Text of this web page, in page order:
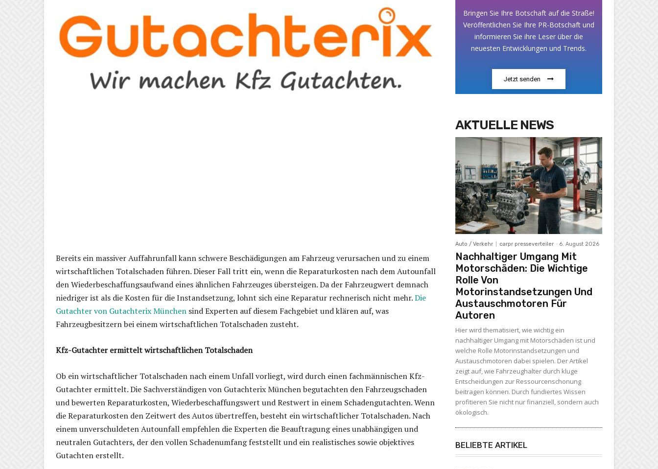
Bereits ein massiver Auffahrunfall kann schwere Beschädigungen am Fahrzeug verursachen und zu einem
wirtschaftlichen Totalschaden führen. Dieser Fall tritt ein, wenn die Reparaturkosten nach dem Autounfall
den Wiederbeschaffungsaufwand eines ähnlichen Fahrzeuges übersteigen. Da der Fahrzeugwert demnach
niedriger ist als die Kosten für die Instandsetzung, lohnt sich eine Reparatur rechnerisch nicht mehr.Die
Gutachter von Gutachterix München sind Experten auf diesem Fachgebiet und klären auf, was
Fahrzeugbesitzern bei einem wirtschaftlichen Totalschaden zusteht.
Kfz-Gutachter ermittelt wirtschaftlichen Totalschaden
Ob ein wirtschaftlicher Totalschaden nach einem Unfall vorliegt, wird durch einen fachmännischen Kfz-
Gutachter ermittelt. Die Sachverständigen von Gutachterix München begutachten den Fahrzeugschaden
und bewerten Reparaturkosten, Wiederbeschaffungswert und Restwert in einem Schadengutachten. Wenn
die Reparaturkosten den Zeitwert des Autos übertreffen, besteht ein wirtschaftlicher Totalschaden. Nach
einem unverschuldeten Autounfall empfehlen die Experten die Beauftragung eines unabhängigen und
neutralen Gutachters, der den vollen Schadenumfang feststellt und ein realistisches sowie objektives
Gutachten erstellt.
Bringen Sie Ihre Botschaft auf die Straße!
Veröffentlichen Sie Ihre PR-Botschaft und
informieren Sie ihre Leser über die
neuesten Entwicklungen und Trends.
Jetzt senden
AKTUELLE NEWS
Auto / Verkehr carpr presseverteiler - 6. August 2026
Nachhaltiger Umgang Mit
Motorschäden: Die Wichtige
Rolle Von
Motorinstandsetzungen Und
Austauschmotoren Für
Autoren
Hier wird thematisiert, wie wichtig ein
nachhaltiger Umgang mit Motorschäden ist und
welche Rolle Motorinstandsetzungen und
Austauschmotoren dabei spielen. Der Artikel
zeigt auf, wie Fahrzeughalter durch kluge
Entscheidungen zur Ressourcenschonung
beitragen können. Durch fundiertes Wissen
profitieren Sie nicht nur finanziell, sondern auch
ökologisch.
BELIEBTE ARTIKEL